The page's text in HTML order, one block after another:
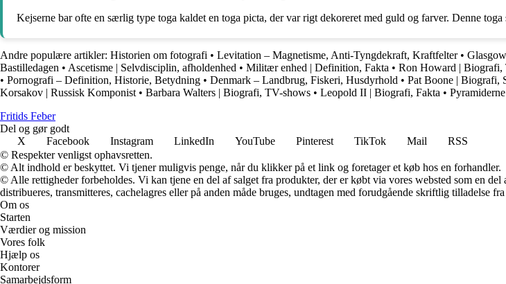
Kejserne bar ofte en særlig type toga kaldet en toga picta, der var rigt dekoreret med guld og farver. Denne toga
Andre populære artikler: Historien om fotografi • Levitation – Magnetisme, Anti-Tyngdekraft, Kraftfelter•
Bastilledagen • Ascetisme | Selvdisciplin, afholdenhed • Militær enhed | Definition, Fakta • Ron Howard |
• Pornografi – Definition, Historie, Betydning • Denmark – Landbrug, Fiskeri, Husdyrhold • Pat Boone | Biografi,
Korsakov | Russisk Komponist • Barbara Walters | Biografi, TV-shows • Leopold II | Biografi, Fakta •
Fritids Feber
Del og gør godt
X
Facebook Instagram LinkedIn YouTube Pinterest TikTok Mail
RSS
© Respekter venligst ophavsretten.
© Alt indhold er beskyttet. Vi tjener muligvis penge, når du klikker på et link og foretager et køb hos en forhandler.
© Alle rettigheder forbeholdes. Vi kan tjene en del af salget fra produkter, der er købt via vores websted som en
distribueres, transmitteres, cachelagres eller på anden måde bruges, undtagen med forudgående skriftlig tilladelse fra
Om os
Starten
Værdier og mission
Vores folk
Hjælp os
Kontorer
Samarbejdsform